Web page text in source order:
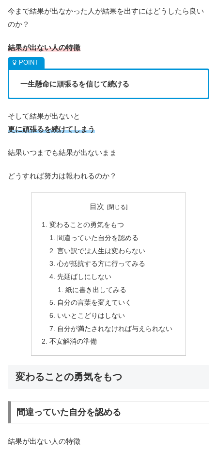
今まで結果が出なかった人が結果を出すにはどうしたら良い
のか？
結果が出ない人の特徴
一生懸命に頑張るを信じて続ける
そして結果が出ないと
更に頑張るを続けてしまう
結果いつまでも結果が出ないまま
どうすれば努力は報われるのか？
目次
変わることの勇気をもつ
間違っていた自分を認める
言い訳では人生は変わらない
心が抵抗する方に行ってみる
先延ばしにしない
紙に書き出してみる
自分の言葉を変えていく
いいとこどりはしない
自分が満たされなければ与えられない
不安解消の準備
変わることの勇気をもつ
間違っていた自分を認める
結果が出ない人の特徴